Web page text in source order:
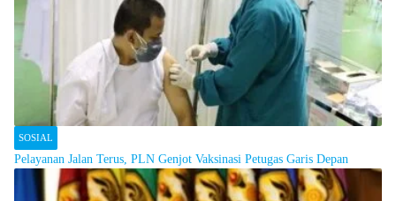
SOSIAL
Pelayanan Jalan Terus, PLN Genjot Vaksinasi Petugas Garis Depan